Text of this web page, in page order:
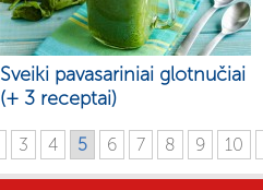
Sveiki pavasariniai glotnučiai
(+ 3 receptai)
3 4 5 6 7 8 9 10